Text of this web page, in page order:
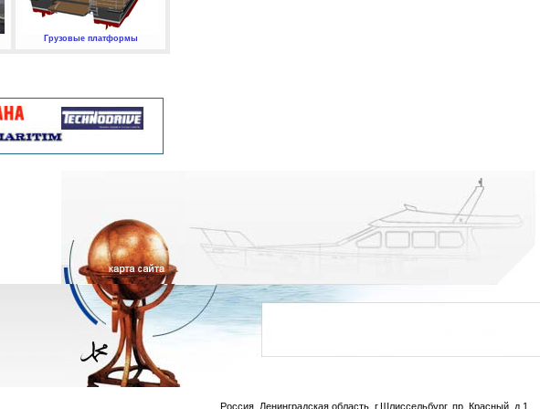
Грузовые платформы
Россия, Ленинградская область, г.Шлиссельбург, пр. Красный, д.1